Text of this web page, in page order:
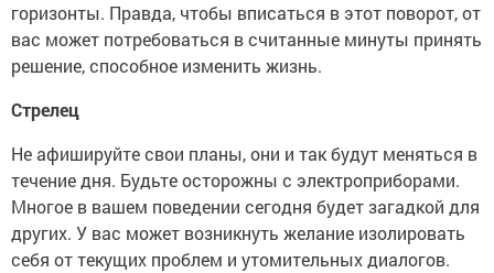
горизонты. Правда, чтобы вписаться в этот поворот, от
вас может потребоваться в считанные минуты принять
решение, способное изменить жизнь.
Стрелец
Не афишируйте свои планы, они и так будут меняться в
течение дня. Будьте осторожны с электроприборами.
Многое в вашем поведении сегодня будет загадкой для
других. У вас может возникнуть желание изолировать
себя от текущих проблем и утомительных диалогов.